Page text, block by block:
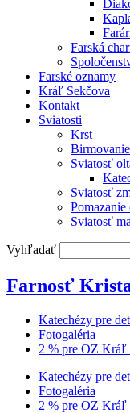
Farská
Farské oznamy
Kráľ Sekčova
Kontakt
Sviatosti
Krst
Birmovanie
Sviatosť
Sviatosť
Pomazanie
Sviatosť
Vyhľadať
Farnosť
Katechézy pre
Fotogaléria
2 % pre OZ Kráľ
Katechézy pre
Fotogaléria
2 % pre OZ Kráľ